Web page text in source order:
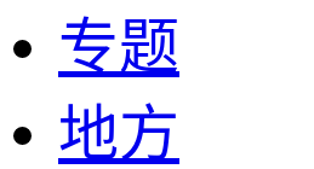
专题
地方